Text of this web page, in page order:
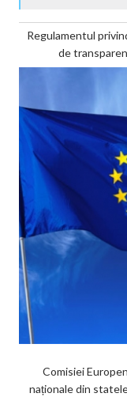
Regulamentul
de
Comisiei
naționale din